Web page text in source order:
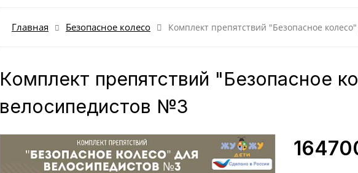
Главная Безопасное колесо Комплект препятствий "Безопасное
Комплект препятствий "Безопасное
велосипедистов №3